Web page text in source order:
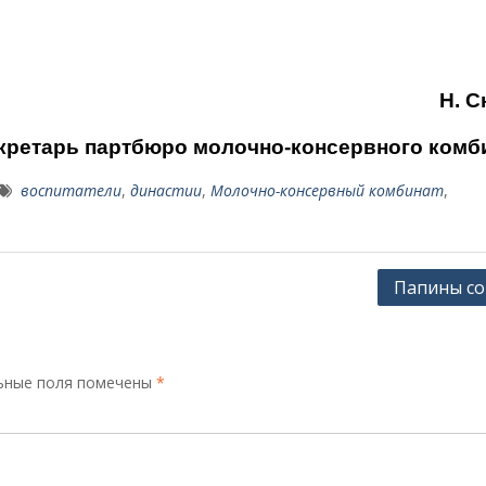
Н.
партбюро молочно-консервного
воспитатели, династии, Молочно-консервный комбинат,
Папины
поля помечены *